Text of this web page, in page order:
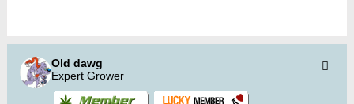
Old dawg
Expert Grower